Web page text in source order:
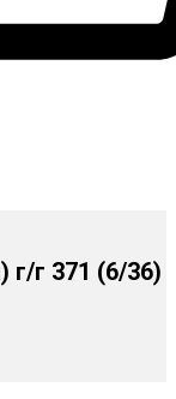
г/г 371 (6/36)